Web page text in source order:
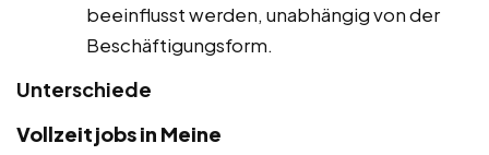
beeinflusst werden, unabhängig von der
Beschäftigungsform.
Unterschiede
Vollzeitjobs in Meine